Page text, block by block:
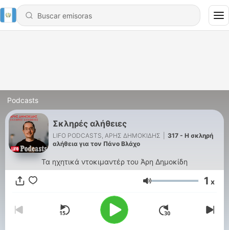
Podcasts
Σκληρές αλήθειες
LIFO PODCASTS, ΑΡΗΣ ΔΗΜΟΚΙΔΗΣ
317 - H σκληρή
αλήθεια για τον Πάνο Βλάχο
Τα ηχητικά ντοκιμαντέρ του Άρη Δημοκίδη
Volumen 1 x